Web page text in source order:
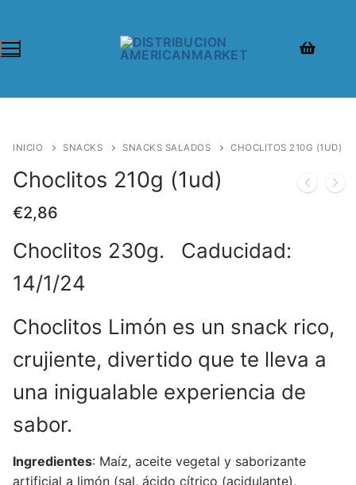
INICIO SNACKS SNACKS SALADOS CHOCLITOS 210G (1UD)
Choclitos 210g (1ud)
€2,86
Choclitos 230g. Caducidad:
14/1/24
Choclitos Limón es un snack rico,
crujiente, divertido que te lleva a
una inigualable experiencia de
sabor.
Ingredientes: Maíz, aceite vegetal y saborizante
artificial a limón (sal, ácido cítrico (acidulante),